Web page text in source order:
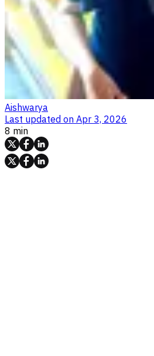
Aishwarya
Last updated on Apr 3, 2026
8 min